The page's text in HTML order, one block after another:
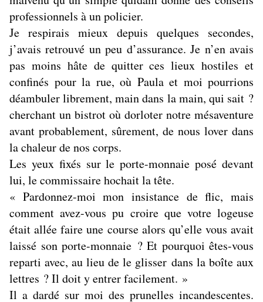
professionnels à un policier.
Je respirais mieux depuis quelques secondes,
j’avais retrouvé un peu d’assurance. Je n’en avais
pas moins hâte de quitter ces lieux hostiles et
confinés pour la rue, où Paula et moi pourrions
déambuler librement, main dans la main, qui sait ?
cherchant un bistrot où dorloter notre mésaventure
avant probablement, sûrement, de nous lover dans
la chaleur de nos corps.
Les yeux fixés sur le porte-monnaie posé devant
lui, le commissaire hochait la tête.
« Pardonnez-moi mon insistance de flic, mais
comment avez-vous pu croire que votre logeuse
était allée faire une course alors qu’elle vous avait
laissé son porte-monnaie ? Et pourquoi êtes-vous
reparti avec, au lieu de le glisser dans la boîte aux
lettres ? Il doit y entrer facilement. »
Il a dardé sur moi des prunelles incandescentes.